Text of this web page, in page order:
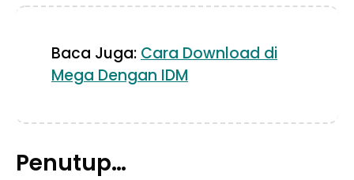
Baca Juga: Cara Download di
Mega Dengan IDM
Penutup…